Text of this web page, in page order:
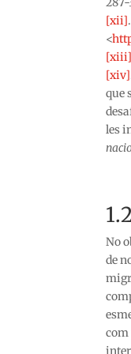
[xii]
<
[xiii]
[xiv]
que
les
No
de
com